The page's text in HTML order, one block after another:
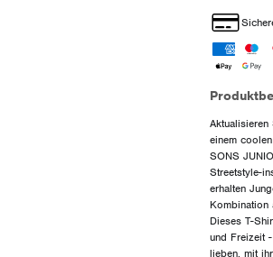
einem
SONS
Streetstyle-
erhalten
Kombination
Dieses T-
und Freizeit
lieben, mit